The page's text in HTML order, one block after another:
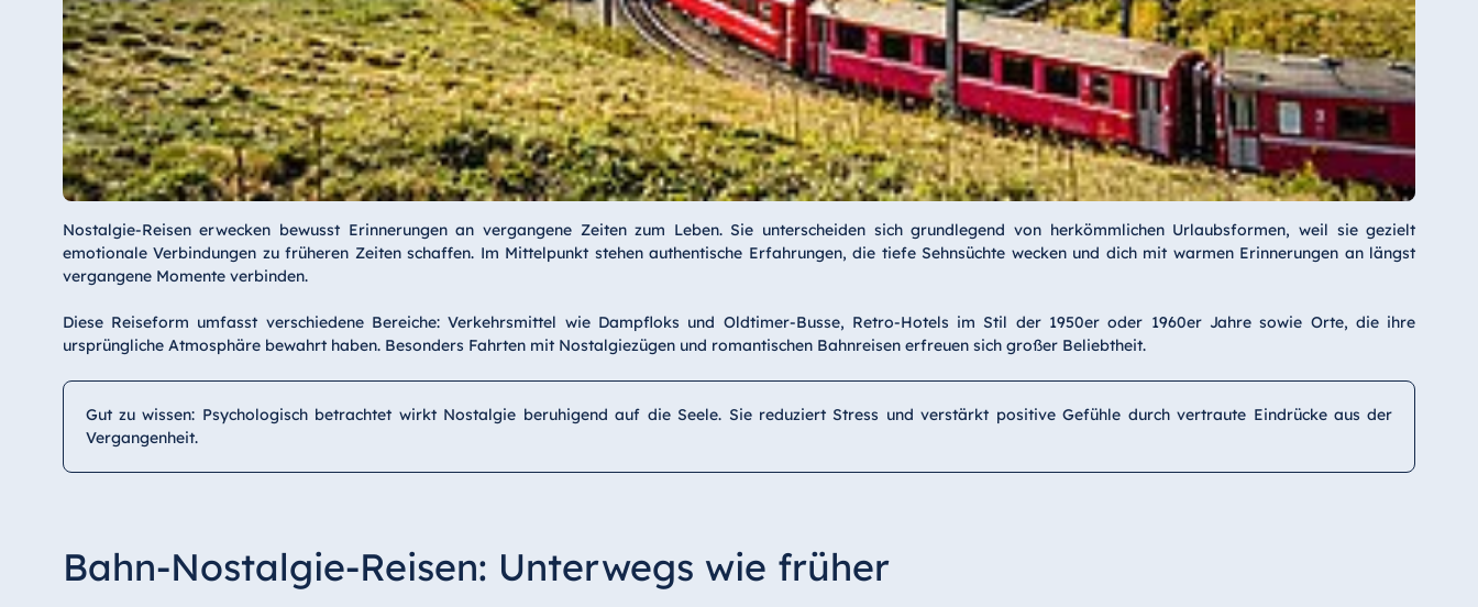
Nostalgie-Reisen erwecken bewusst Erinnerungen an vergangene Zeiten zum Leben. Sie unterscheiden sich grundlegend von herkömmlichen Urlaubsformen, weil sie gezielt
emotionale Verbindungen zu früheren Zeiten schaffen. Im Mittelpunkt stehen authentische Erfahrungen, die tiefe Sehnsüchte wecken und dich mit warmen Erinnerungen an längst
vergangene Momente verbinden.
Diese Reiseform umfasst verschiedene Bereiche: Verkehrsmittel wie Dampfloks und Oldtimer-Busse, Retro-Hotels im Stil der 1950er oder 1960er Jahre sowie Orte, die ihre
ursprüngliche Atmosphäre bewahrt haben. Besonders Fahrten mit Nostalgiezügen und romantischen Bahnreisen erfreuen sich großer Beliebtheit.
Gut zu wissen: Psychologisch betrachtet wirkt Nostalgie beruhigend auf die Seele. Sie reduziert Stress und verstärkt positive Gefühle durch vertraute Eindrücke aus der
Vergangenheit.
Bahn-Nostalgie-Reisen: Unterwegs wie früher